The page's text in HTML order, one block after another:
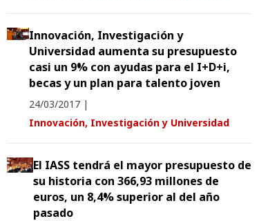
Innovación, Investigación y
Universidad aumenta su presupuesto
casi un 9% con ayudas para el I+D+i,
becas y un plan para talento joven
24/03/2017 |
Innovación, Investigación y Universidad
El IASS tendrá el mayor presupuesto de
su historia con 366,93 millones de
euros, un 8,4% superior al del año
pasado